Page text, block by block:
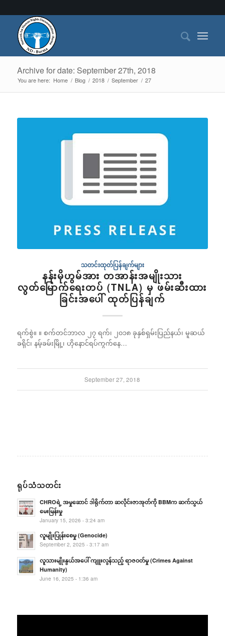
Archive for date: September 27th, 2018
You are here: Home / Blog / 2018 / September / 27
သတင်းထုတ်ပြန်ချက်များ
နန်းမိုဟွမ်အား တအာန်းအမျိုးသား
လွတ်မြောက်ရေးတပ် (TNLA) မှ ဖမ်းဆီးထား
ခြင်းအပေါ် ထုတ်ပြန်ချက်
ရက်စွဲ။ ။ စက်တင်ဘာလ ၂၇ ရက်၊ ၂၀၁၈ ခုနှစ်​ ရှမ်းပြည်နယ်၊ မူဆယ်
ခရိုင်၊ နမ့်ခမ်းမြို့၊ ဟိုနောင်ရပ်ကွက်နေ…
September 27, 2018
ရုပ်သံသတင်း
CHROရဲ့ အမှုဆောင် ဒါရိုက်တာ ဆလိုင်းဇာအုတ်ကို BBMက ဆက်သွယ်
မေးမြန်းမှု
January 15, 2026 - 3:24 am
လူမျိုးပြုန်းစေမှု (Genocide)
September 2, 2025 - 3:17 am
လူသားမျိုးနွယ်အပေါ် ကျူးလွန်သည့် ရာဇဝတ်မှု (Crimes Against
Humanity)
June 16, 2025 - 1:36 am